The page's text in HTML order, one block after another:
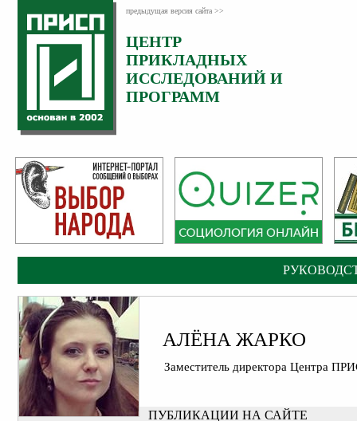
предыдущая версия сайта >>
ЦЕНТР
ПРИКЛАДНЫХ
ИССЛЕДОВАНИЙ И
ПРОГРАММ
АЛЁНА ЖАРКО
Заместитель директора Центра
ПУБЛИКАЦИИ НА САЙТЕ
Категория:
Руководство